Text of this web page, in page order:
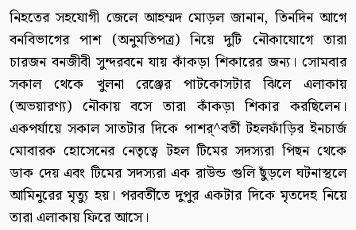
নিহতের সহযোগী জেলে আহম্মদ মোড়ল জানান, তিনদিন আগে
বনবিভাগের পাশ (অনুমতিপত্র) নিয়ে দুটি নৌকাযোগে তারা
চারজন বনজীবী সুন্দরবনে যায় কাঁকড়া শিকারের জন্য। সোমবার
সকাল থেকে খুলনা রেঞ্জের পাটকোসটার ঝিলে এলাকায়
(অভয়ারণ্য) নৌকায় বসে তারা কাঁকড়া শিকার করছিলেন।
একপর্যায়ে সকাল সাতটার দিকে পাশর্^বর্তী টহলফাঁড়ির ইনচার্জ
মোবারক হোসেনের নেতৃত্বে টহল টিমের সদস্যরা পিছন থেকে
ডাক দেয় এবং টিমের সদস্যরা এক রাউন্ড গুলি ছুঁড়লে ঘটনাস্থলে
আমিনুরের মৃত্যু হয়। পরবর্তীতে দুপুর একটার দিকে মৃতদেহ নিয়ে
তারা এলাকায় ফিরে আসে।